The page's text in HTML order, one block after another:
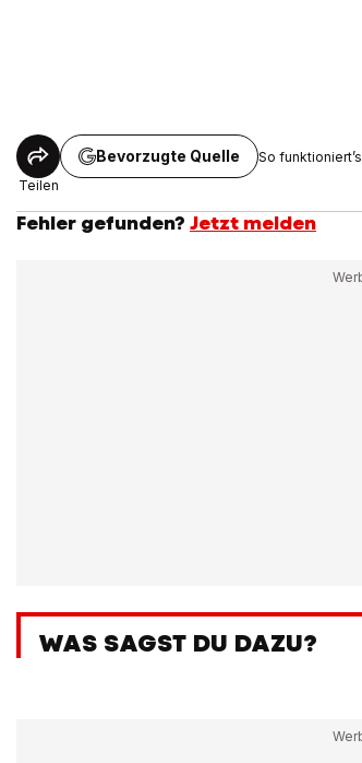
Teilen
Bevorzugte Quelle So funktioniert’s
Fehler gefunden? Jetzt melden
WAS SAGST DU DAZU?